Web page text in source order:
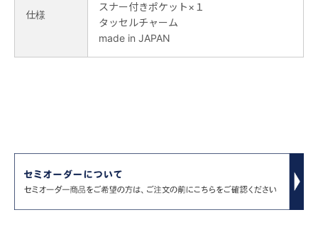
仕様
スナー付きポケット×１
タッセルチャーム
made in JAPAN